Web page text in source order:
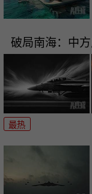
破局南海：中
最热